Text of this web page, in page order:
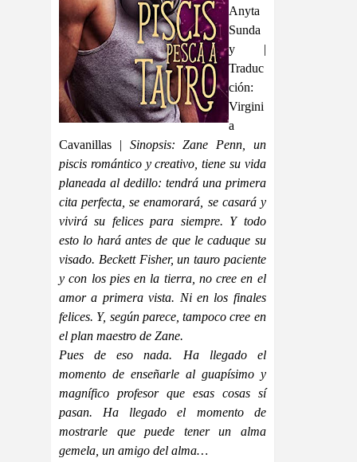
Anyta
Sunda
y |
Traduc
ción:
Virgini
a
Cavanillas | Sinopsis: Zane Penn, un
piscis romántico y creativo, tiene su vida
planeada al dedillo: tendrá una primera
cita perfecta, se enamorará, se casará y
vivirá su felices para siempre. Y todo
esto lo hará antes de que le caduque su
visado. Beckett Fisher, un tauro paciente
y con los pies en la tierra, no cree en el
amor a primera vista. Ni en los finales
felices. Y, según parece, tampoco cree en
el plan maestro de Zane.
Pues de eso nada. Ha llegado el
momento de enseñarle al guapísimo y
magnífico profesor que esas cosas sí
pasan. Ha llegado el momento de
mostrarle que puede tener un alma
gemela, un amigo del alma…